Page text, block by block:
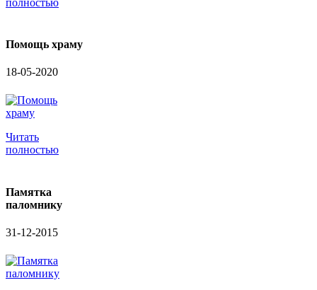
Помощь храму
18-05-2020
Читать
полностью
Памятка
паломнику
31-12-2015